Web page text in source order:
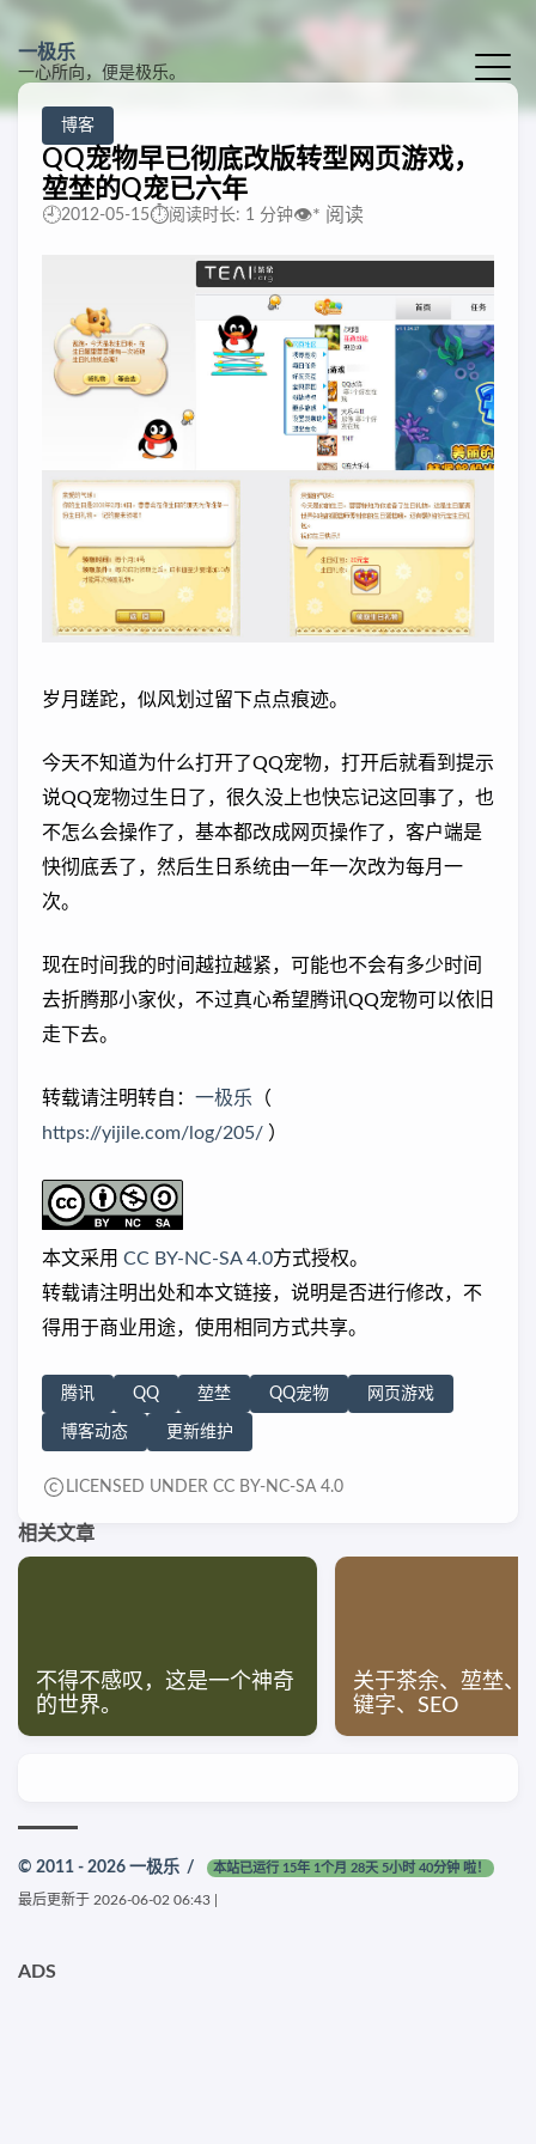
一极乐
一心所向，便是极乐。
ADS
博客
QQ宠物早已彻底改版转型网页游戏，
堃埜的Q宠已六年
🕘2012-05-15⏱️阅读时长: 1 分钟👁️* 阅读
岁月蹉跎，似风划过留下点点痕迹。
今天不知道为什么打开了QQ宠物，打开后就看到提示
说QQ宠物过生日了，很久没上也快忘记这回事了，也
不怎么会操作了，基本都改成网页操作了，客户端是
快彻底丢了，然后生日系统由一年一次改为每月一
次。
现在时间我的时间越拉越紧，可能也不会有多少时间
去折腾那小家伙，不过真心希望腾讯QQ宠物可以依旧
走下去。
转载请注明转自： 一极乐 （
https://yijile.com/log/205/ ）
本文采用 CC BY-NC-SA 4.0方式授权。
转载请注明出处和本文链接，说明是否进行修改，不
得用于商业用途，使用相同方式共享。
腾讯 QQ 堃埜 QQ宠物 网页游戏
博客动态 更新维护
LICENSED UNDER CC BY-NC-SA 4.0
相关文章
不得不感叹，这是一个神奇
的世界。
关于茶余、堃埜、
键字、SEO
© 2011 - 2026 一极乐 / 本站已运行 15年 1个月 28天 5小时 40分钟 啦！
最后更新于 2026-06-02 06:43